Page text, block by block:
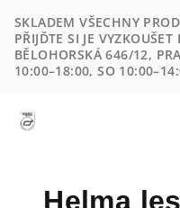
na
obsah
SKLADEM VŠECHNY
PŘIJĎTE SI JE
BĚLOHORSKÁ 646/12,
10:00–18:00, SO
Helma